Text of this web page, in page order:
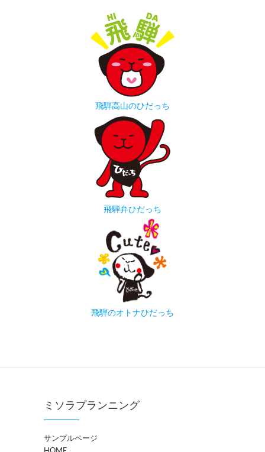
飛騨高山のひだっち
飛騨弁ひだっち
飛騨のオトナひだっち
ミソラプランニング
サンプルページ